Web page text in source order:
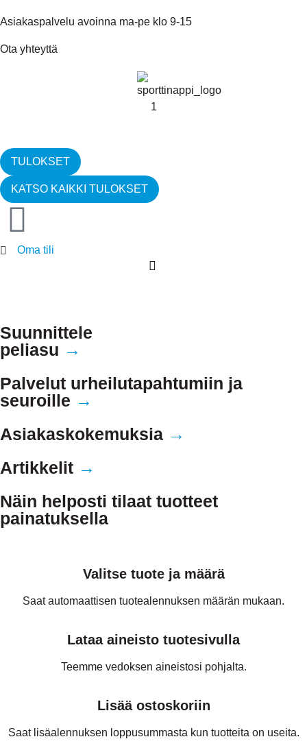
Asiakaspalvelu avoinna ma-pe klo 9-15
Ota yhteyttä
TULOKSET
KATSO KAIKKI TULOKSET
Oma tili
Sporttinappi Designer on täällä
ja tilaaminen ei ole koskaan ollut näin helppoa.
Suunnittele
peliasu →
Palvelut urheilutapahtumiin ja
seuroille →
Asiakaskokemuksia →
Artikkelit →
Näin helposti tilaat tuotteet
painatuksella
Valitse tuote ja määrä
Saat automaattisen tuotealennuksen määrän mukaan.
Lataa aineisto tuotesivulla
Teemme vedoksen aineistosi pohjalta.
Lisää ostoskoriin
Saat lisäalennuksen loppusummasta kun tuotteita on useita.